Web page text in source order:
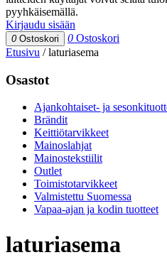
pyyhkäisemällä.
Kirjaudu sisään
0 Ostoskori 0 Ostoskori
Etusivu /laturiasema
Osastot
Ajankohtaiset- ja
Brändit
Keittiötarvikkeet
Mainoslahjat
Mainostekstiilit
Outlet
Toimistotarvikkeet
Valmistettu Suomessa
Vapaa-ajan ja kodin tuotteet
laturiasema